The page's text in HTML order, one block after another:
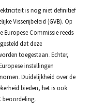
is nog niet definitief
Visserijbeleid (GVB). Op
Europese Commissie reeds
dat deze
toegestaan. Echter,
instellingen
Duidelijkheid over de
bieden, het is ook
beoordeling.